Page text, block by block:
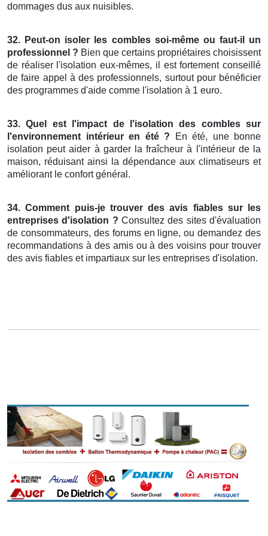
dommages dus aux nuisibles.
32. Peut-on isoler les combles soi-même ou faut-il un
professionnel ? Bien que certains propriétaires choisissent
de réaliser l'isolation eux-mêmes, il est fortement conseillé
de faire appel à des professionnels, surtout pour bénéficier
des programmes d'aide comme l'isolation à 1 euro.
33. Quel est l'impact de l'isolation des combles sur
l'environnement intérieur en été ? En été, une bonne
isolation peut aider à garder la fraîcheur à l'intérieur de la
maison, réduisant ainsi la dépendance aux climatiseurs et
améliorant le confort général.
34. Comment puis-je trouver des avis fiables sur les
entreprises d'isolation ? Consultez des sites d'évaluation
de consommateurs, des forums en ligne, ou demandez des
recommandations à des amis ou à des voisins pour trouver
des avis fiables et impartiaux sur les entreprises d'isolation.